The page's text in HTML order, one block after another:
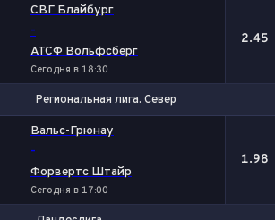
СВГ Блайбург
-
АТСФ Вольфсберг
Сегодня в 18:30
2.45
Региональная лига. Север
Вальс-Грюнау
-
Форвертс Штайр
Сегодня в 17:00
1.98